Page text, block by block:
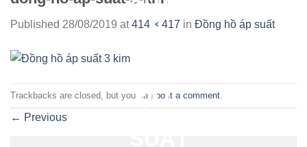
Published 28/08/2019 at414 × 417 in Đồng hồ áp suất
Trackbacks are closed, but you can post a comment
← Previous